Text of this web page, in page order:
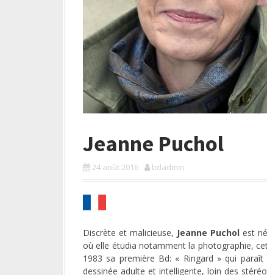
Jeanne Puchol
24 août 2016 bdadmin
Discrète et malicieuse, Jeanne Puchol est
où elle étudia notamment la photographie,
1983 sa première Bd: « Ringard » qui
dessinée adulte et intelligente, loin des